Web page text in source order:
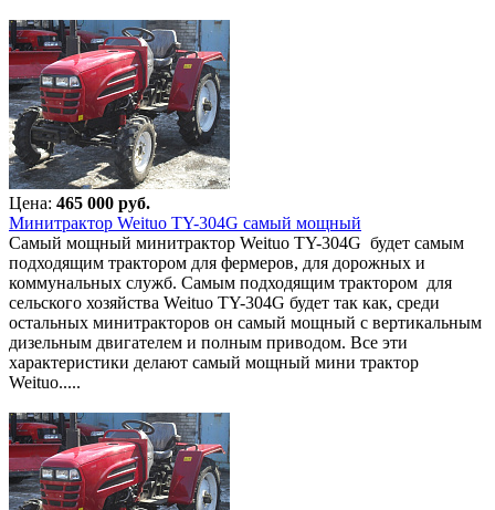
Цена: 465 000 руб.
Минитрактор Weituo TY-304G самый мощный
Самый мощный минитрактор Weituo TY-304G будет самым
подходящим трактором для фермеров, для дорожных и
коммунальных служб. Самым подходящим трактором для
сельского хозяйства Weituo TY-304G будет так как, среди
остальных минитракторов он самый мощный с вертикальным
дизельным двигателем и полным приводом. Все эти
характеристики делают самый мощный мини трактор
Weituo.....